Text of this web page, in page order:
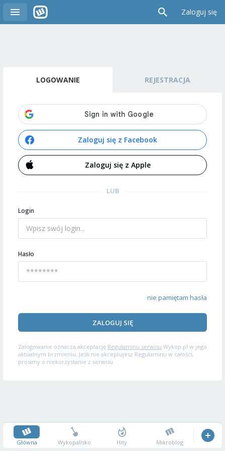
Zaloguj się
LOGOWANIE REJESTRACJA
Zaloguj się z Facebook
Zaloguj się z Apple
LUB
Login
Hasło
nie pamiętam hasła
ZALOGUJ SIĘ
Zalogowanie oznacza akceptację Regulaminu serwisu Wykop.pl w jego
aktualnym brzmieniu. Jeśli nie akceptujesz Regulaminu w całości,
prosimy o niekorzystanie z serwisu.
Główna Wykopalisko Hity Mikroblog